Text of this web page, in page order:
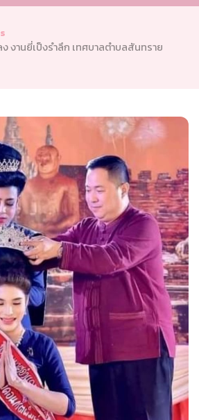
งานยี่เป็งรำลึก เทศบาลตำบลสันทราย